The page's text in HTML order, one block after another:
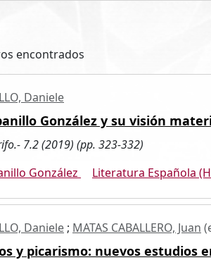
encontrados
Daniele
González y su visión
7.2 (2019) (pp. 323-332)
González
Literatura Española
Daniele ; MATAS CABALLERO, Juan
y picarismo: nuevos estudios